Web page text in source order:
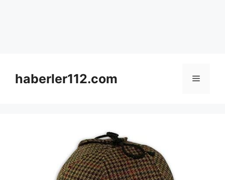
contenthaberler112.com Menu